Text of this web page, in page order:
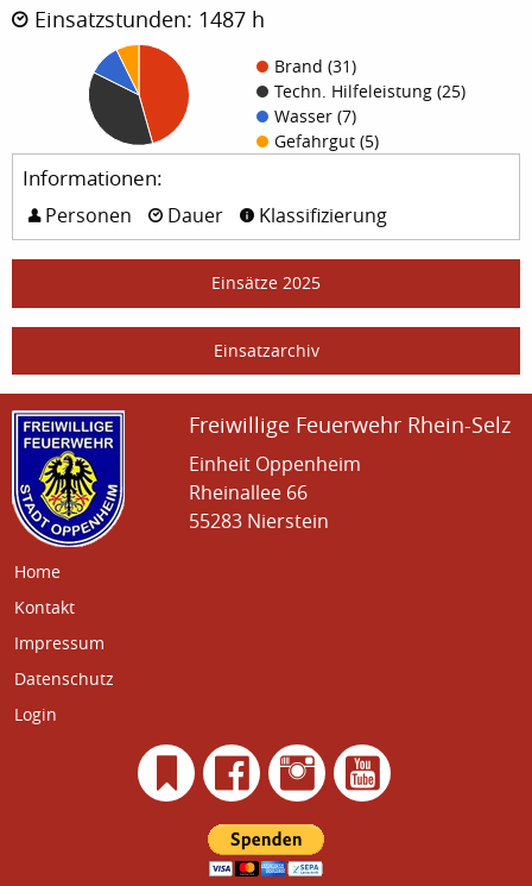
Einsatzstunden: 1487 h
Brand (31)
Techn. Hilfeleistung (25)
Wasser (7)
Gefahrgut (5)
Informationen:
Personen Dauer Klassifizierung
Einsätze 2025
Einsatzarchiv
Freiwillige Feuerwehr Rhein-Selz
Einheit Oppenheim
Rheinallee 66
55283 Nierstein
Home
Kontakt
Impressum
Datenschutz
Login